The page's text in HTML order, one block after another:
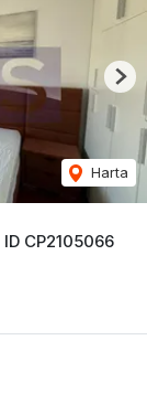
ID CP2105066
Harta